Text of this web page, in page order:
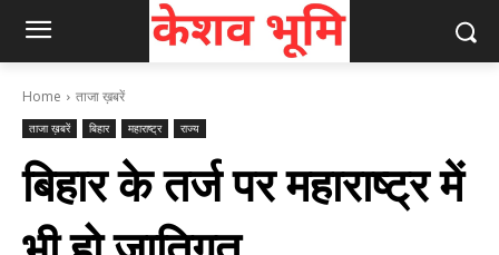
Home ताजा ख़बरें
ताजा ख़बरें बिहार महाराष्ट्र राज्य
बिहार के तर्ज पर महाराष्ट्र में